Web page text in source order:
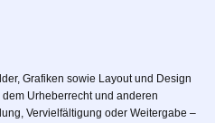
Grafiken sowie Layout und Design
Urheberrecht und anderen
Vervielfältigung oder Weitergabe –